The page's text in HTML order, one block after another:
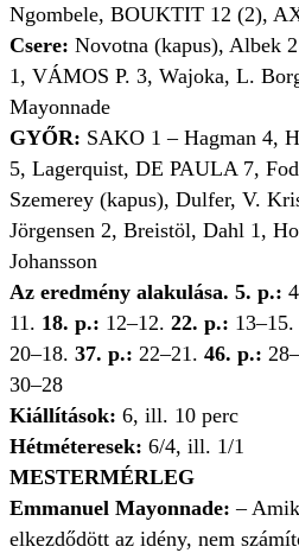
Ngombele, BOUKTIT 12 (2),
Csere: Novotna (kapus), Albek
1, VÁMOS P. 3, Wajoka, L.
Mayonnade
GYŐR: SAKO 1 – Hagman 4,
5, Lagerquist, DE PAULA 7,
Szemerey (kapus), Dulfer, V.
Jörgensen 2, Breistöl, Dahl 1,
Johansson
Az eredmény alakulása. 5. p.:
11. 18. p.: 12–12. 22. p.: 13–15.
20–18. 37. p.: 22–21. 46. p.:
30–28
Kiállítások: 6, ill. 10 perc
Hétméteresek: 6/4, ill. 1/1
MESTERMÉRLEG
Emmanuel Mayonnade: –
elkezdődött az idény, nem